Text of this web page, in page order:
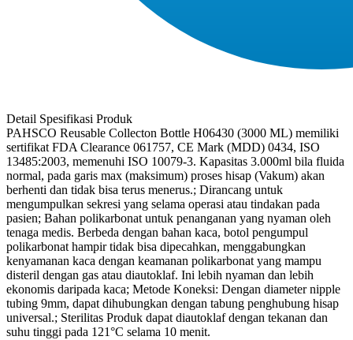
Detail Spesifikasi Produk
PAHSCO Reusable Collecton Bottle H06430 (3000 ML) memiliki
sertifikat FDA Clearance 061757, CE Mark (MDD) 0434, ISO
13485:2003, memenuhi ISO 10079-3. Kapasitas 3.000ml bila fluida
normal, pada garis max (maksimum) proses hisap (Vakum) akan
berhenti dan tidak bisa terus menerus.; Dirancang untuk
mengumpulkan sekresi yang selama operasi atau tindakan pada
pasien; Bahan polikarbonat untuk penanganan yang nyaman oleh
tenaga medis. Berbeda dengan bahan kaca, botol pengumpul
polikarbonat hampir tidak bisa dipecahkan, menggabungkan
kenyamanan kaca dengan keamanan polikarbonat yang mampu
disteril dengan gas atau diautoklaf. Ini lebih nyaman dan lebih
ekonomis daripada kaca; Metode Koneksi: Dengan diameter nipple
tubing 9mm, dapat dihubungkan dengan tabung penghubung hisap
universal.; Sterilitas Produk dapat diautoklaf dengan tekanan dan
suhu tinggi pada 121°C selama 10 menit.